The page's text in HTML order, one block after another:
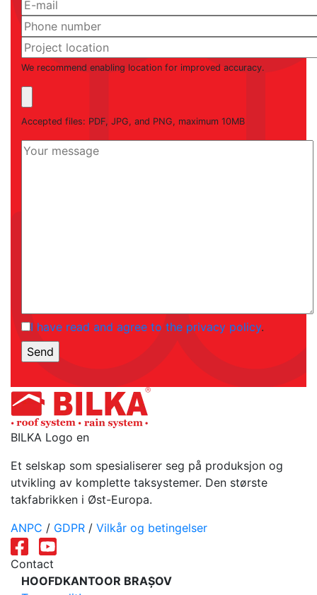
We recommend enabling location for improved accuracy.
Accepted files: PDF, JPG, and PNG, maximum 10MB
I have read and agree to the privacy policy.
BILKA Logo en
Et selskap som spesialiserer seg på produksjon og
utvikling av komplette taksystemer. Den største
takfabrikken i Øst-Europa.
ANPC / GDPR / Vilkår og betingelser
Contact
HOOFDKANTOOR BRAȘOV